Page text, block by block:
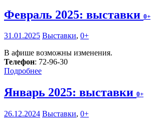
Февраль 2025: выставки 0+
31.01.2025 Выставки, 0+
В афише возможны изменения.
Телефон: 72-96-30
Подробнее
Январь 2025: выставки 0+
26.12.2024 Выставки, 0+